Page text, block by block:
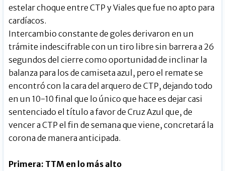
estelar choque entre CTP y Viales que fue no apto para
cardíacos.
Intercambio constante de goles derivaron en un
trámite indescifrable con un tiro libre sin barrera a 26
segundos del cierre como oportunidad de inclinar la
balanza para los de camiseta azul, pero el remate se
encontró con la cara del arquero de CTP, dejando todo
en un 10-10 final que lo único que hace es dejar casi
sentenciado el título a favor de Cruz Azul que, de
vencer a CTP el fin de semana que viene, concretará la
corona de manera anticipada.
Primera: TTM en lo más alto